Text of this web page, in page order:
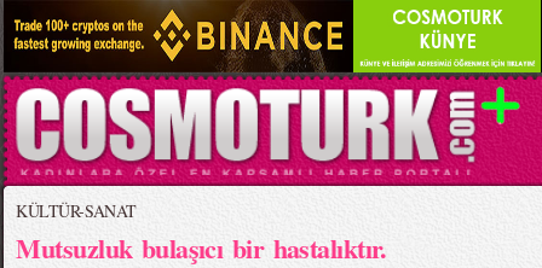
KÜLTÜR-SANAT
Mutsuzluk bulaşıcı bir hastalıktır.